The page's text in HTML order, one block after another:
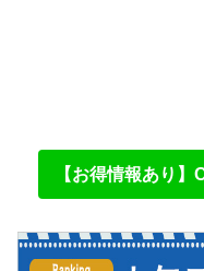
【お得情報あり